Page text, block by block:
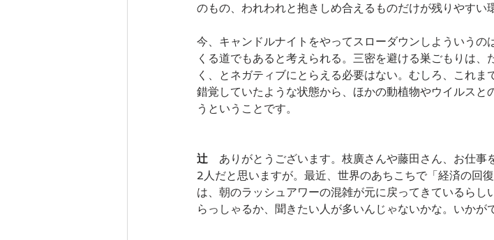
のもの、われわれと抱きしめ合えるものだけが残りやすい
今、キャンドルナイトをやってスローダウンしよういう
くる道でもあると考えられる。三密を避ける巣ごもりは
く、とネガティブにとらえる必要はない。むしろ、これ
錯覚していたような状態から、ほかの動植物やウイルスと
うということです。
辻 ありがとうございます。枝廣さんや藤田さん、お仕事
2人だと思いますが。最近、世界のあちこちで「経済の回
は、朝のラッシュアワーの混雑が元に戻ってきているら
らっしゃるか、聞きたい人が多いんじゃないかな。いかが